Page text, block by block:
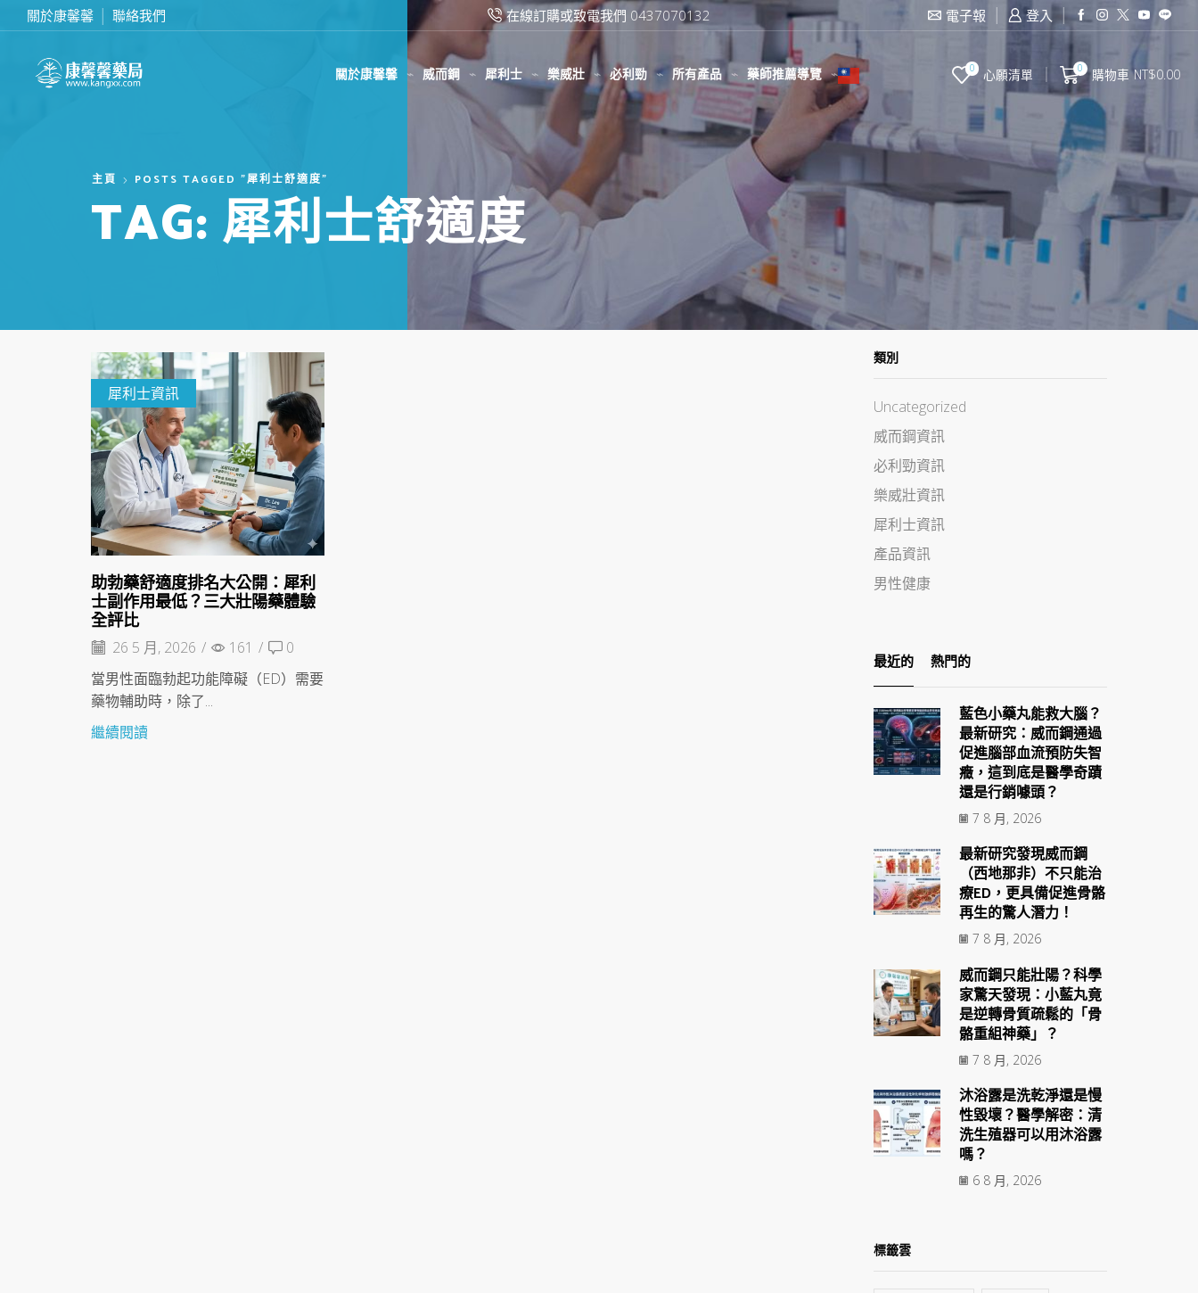
關於康馨馨 聯絡我們 在線訂購或致電我們 0437070132 滿2000台幣免運費
電子報 登入
關於康馨馨 威而鋼 犀利士 樂威壯 必利勁 所有產品 藥師推薦導覽 0 心願清單 0 購物車 NT$0.00
主頁 POSTS TAGGED "犀利士舒適度"
TAG: 犀利士舒適度
犀利士資訊
助勃藥舒適度排名大公開：犀利
士副作用最低？三大壯陽藥體驗
全評比
26 5 月, 2026 / 161 /
0
當男性面臨勃起功能障礙（ED）需要
藥物輔助時，除了...
繼續閱讀
類別
Uncategorized
威而鋼資訊
必利勁資訊
樂威壯資訊
犀利士資訊
產品資訊
男性健康
最近的 熱門的
藍色小藥丸能救大腦？
最新研究：威而鋼通過
促進腦部血流預防失智
癥，這到底是醫學奇蹟
還是行銷噱頭？
7 8 月, 2026
最新研究發現威而鋼
（西地那非）不只能治
療ED，更具備促進骨骼
再生的驚人潛力！
7 8 月, 2026
威而鋼只能壯陽？科學
家驚天發現：小藍丸竟
是逆轉骨質疏鬆的「骨
骼重組神藥」？
7 8 月, 2026
沐浴露是洗乾淨還是慢
性毀壞？醫學解密：清
洗生殖器可以用沐浴露
嗎？
6 8 月, 2026
標籤雲